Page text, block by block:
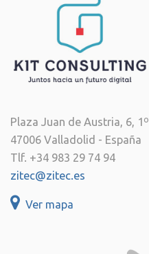
Plaza Juan de Austria, 6, 1º
47006 Valladolid - España
Tlf. +34 983 29 74 94
zitec@zitec.es
Ver mapa